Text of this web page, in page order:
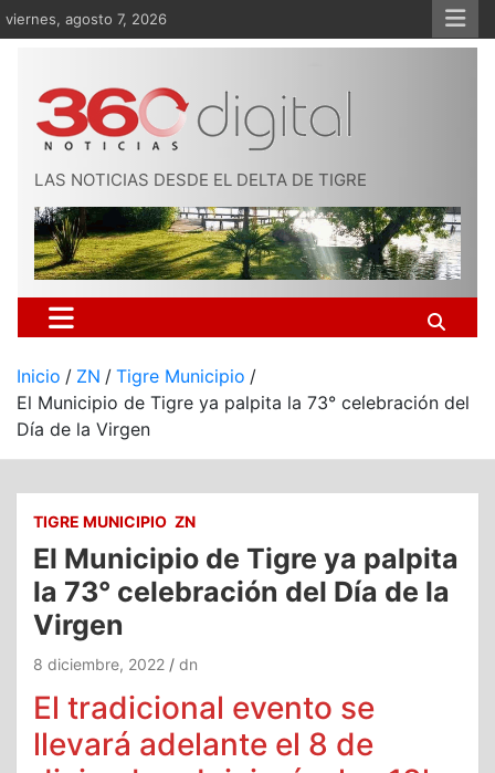
Saltar
al
viernes, agosto 7, 2026
LAS NOTICIAS DESDE EL DELTA DE TIGRE
Inicio ZN
Tigre Municipio
El Municipio de Tigre ya palpita la 73° celebración del
Día de la Virgen
TIGRE MUNICIPIO ZN
El Municipio de Tigre ya palpita
la 73° celebración del Día de la
Virgen
8 diciembre, 2022 dn
El tradicional evento se
llevará adelante el 8 de